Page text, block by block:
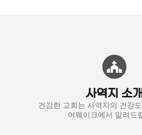
사역지 소개
건강한 교회는 사역자의 건강
어웨이크에서 알려드